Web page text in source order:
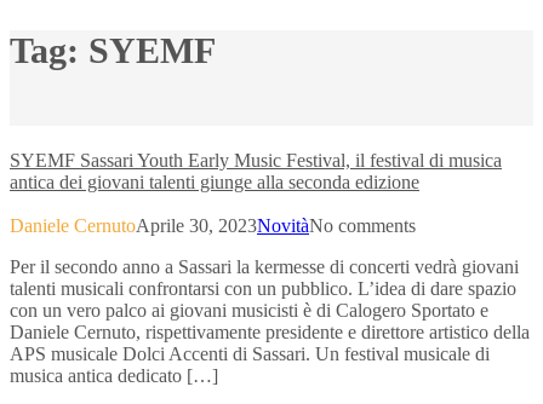
Tag: SYEMF
SYEMF Sassari Youth Early Music Festival, il festival di musica
antica dei giovani talenti giunge alla seconda edizione
Daniele CernutoAprile 30, 2023NovitàNo comments
Per il secondo anno a Sassari la kermesse di concerti vedrà giovani
talenti musicali confrontarsi con un pubblico. L’idea di dare spazio
con un vero palco ai giovani musicisti è di Calogero Sportato e
Daniele Cernuto, rispettivamente presidente e direttore artistico della
APS musicale Dolci Accenti di Sassari. Un festival musicale di
musica antica dedicato […]